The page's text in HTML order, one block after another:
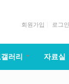
회원가입 로그인
러리 자료실